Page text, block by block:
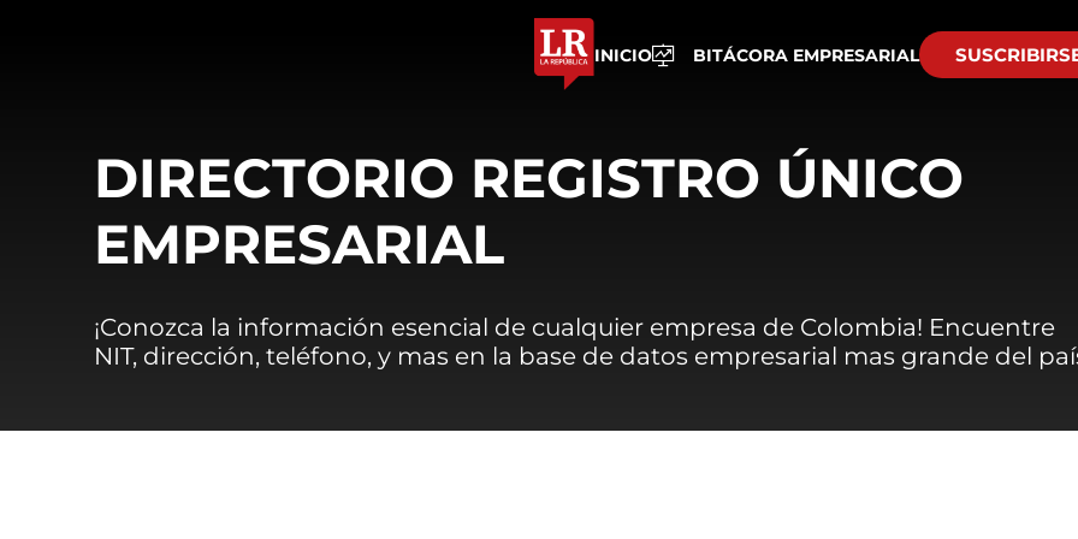
INICIO BITÁCORA EMPRESARIAL
DIRECTORIO REGISTRO ÚNICO
EMPRESARIAL
¡Conozca la información esencial de cualquier empresa de Colombia! Encuentre
NIT, dirección, teléfono, y mas en la base de datos empresarial mas grande del